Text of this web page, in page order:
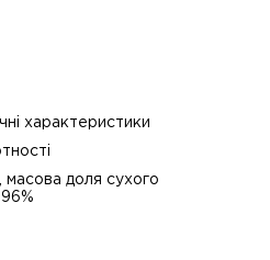
характеристики
масова доля сухого